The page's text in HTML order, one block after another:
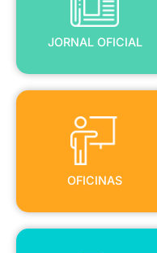
JORNAL OFICIAL
OFICINAS
OFICINAS